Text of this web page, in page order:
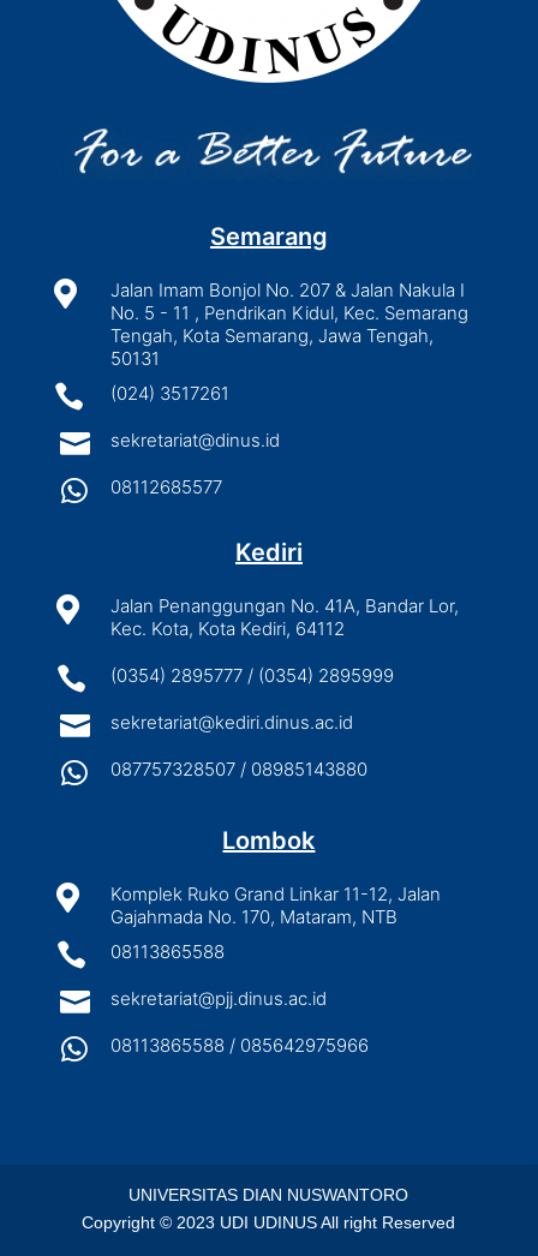
Semarang

Jalan Imam Bonjol No. 207 & Jalan Nakula I
No. 5 - 11 , Pendrikan Kidul, Kec. Semarang
Tengah, Kota Semarang, Jawa Tengah,
50131
 (024) 3517261
 sekretariat@dinus.id
 08112685577
Kediri

Jalan Penanggungan No. 41A, Bandar Lor,
Kec. Kota, Kota Kediri, 64112
 (0354) 2895777 / (0354) 2895999
 sekretariat@kediri.dinus.ac.id
 087757328507 / 08985143880
Lombok

Komplek Ruko Grand Linkar 11-12, Jalan
Gajahmada No. 170, Mataram, NTB
 08113865588
 sekretariat@pjj.dinus.ac.id
 08113865588 / 085642975966
UNIVERSITAS DIAN NUSWANTORO
Copyright © 2023 UDI UDINUS All right Reserved